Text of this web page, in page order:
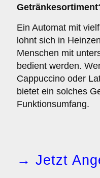
Ein Automat mit
lohnt sich in
Menschen mit
bedient werden.
Cappuccino oder
bietet ein solches
Funktionsumfang.
→ Jetzt